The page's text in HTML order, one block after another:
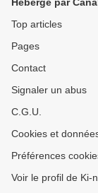
Top articles
Pages
Contact
Signaler un abus
C.G.U.
Cookies et
Préférences
Voir le profil de Ki-